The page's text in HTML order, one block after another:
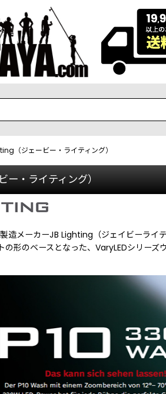
（ジェービー・ライティング）
・ライティング）
造メーカーJB Lighting（ジェイビーライテ
の形のベースとなった、VaryLEDシリー